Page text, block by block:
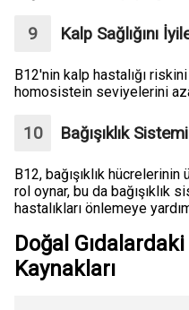
Kalp Sağlığını
B12'nin kalp hastalığı
homosistein seviyelerini
Bağışıklık
B12, bağışıklık
rol oynar, bu da bağışıklık
hastalıkları önlemeye
Doğal
Kaynakları